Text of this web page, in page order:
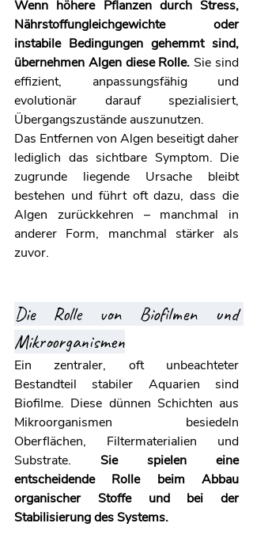
Wenn höhere Pflanzen durch Stress,
Nährstoffungleichgewichte oder
instabile Bedingungen gehemmt sind,
übernehmen Algen diese Rolle. Sie sind
effizient, anpassungsfähig und
evolutionär darauf spezialisiert,
Übergangszustände auszunutzen.
Das Entfernen von Algen beseitigt daher
lediglich das sichtbare Symptom. Die
zugrunde liegende Ursache bleibt
bestehen und führt oft dazu, dass die
Algen zurückkehren – manchmal in
anderer Form, manchmal stärker als
zuvor.
Die Rolle von Biofilmen und
Mikroorganismen
Ein zentraler, oft unbeachteter
Bestandteil stabiler Aquarien sind
Biofilme. Diese dünnen Schichten aus
Mikroorganismen besiedeln
Oberflächen, Filtermaterialien und
Substrate. Sie spielen eine
entscheidende Rolle beim Abbau
organischer Stoffe und bei der
Stabilisierung des Systems.